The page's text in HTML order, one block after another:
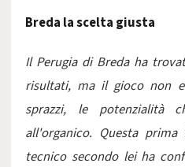
Breda la scelta giusta
Il Perugia di Breda ha
risultati, ma il gioco non
sprazzi, le potenzialità
all'organico. Questa
tecnico secondo lei ha